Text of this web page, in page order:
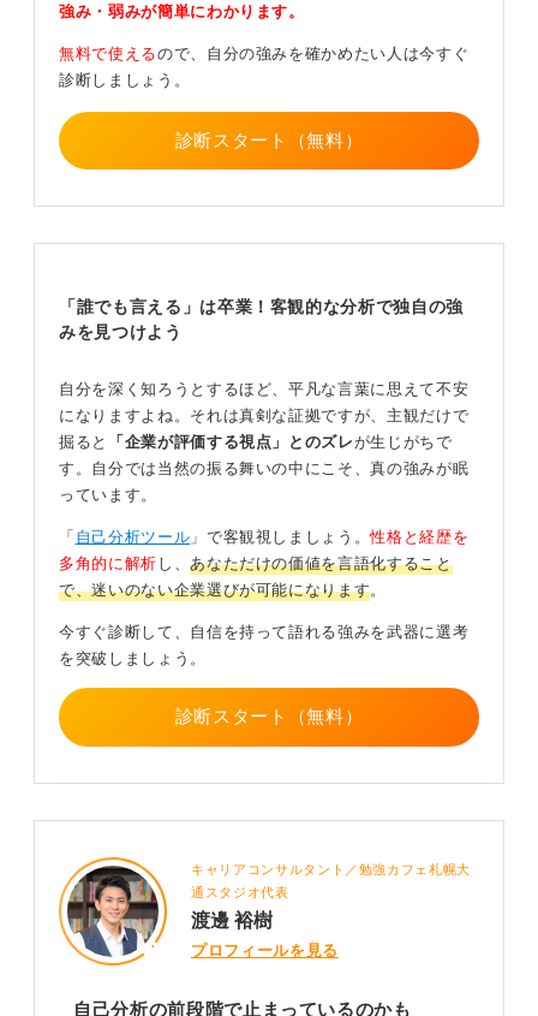
②他者視点欠如
が不足している場合も、自己分析が止まりがちです。
友人や家族など、そのエピソードを知る人と話をして
具体的な経験が自己PRに結びつくポイントが見えない場
性の5軸で経験を再分類すると、自信を持てる強みが言語
化されやすくなります。
しっくりこないときは、志望する会社の求める人物像に
寄せすぎてしまっている可能性もあります。一旦気持ち
0
強み・弱みが簡単にわかります。
無料で使えるので、自分の強みを確かめたい人は今すぐ
診断しましょう。
診断スタート（無料）
「誰でも言える」は卒業！客観的な分析で独自の強
みを見つけよう
自分を深く知ろうとするほど、平凡な言葉に思えて不安
になりますよね。それは真剣な証拠ですが、主観だけで
掘ると
「企業が評価する視点」とのズレが生じがちで
す。自分では当然の振る舞いの中にこそ、真の強みが眠
っています。
「 自己分析ツール 」で客観視しましょう。性格と経歴を
多角的に解析 し、あなただけの価値を言語化すること
で、迷いのない企業選びが可能になります。
今すぐ診断して、自信を持って語れる強みを武器に選考
を突破しましょう。
診断スタート（無料）
キャリアコンサルタント／勉強カフェ札幌大
通スタジオ代表
渡邊 裕樹
プロフィールを見る
自己分析の前段階で止まっているのかも